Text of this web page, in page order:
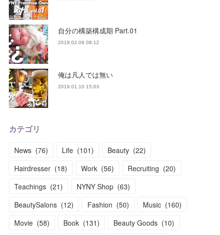
自分の構築構成期 Part.01
2019.02.09 08:12
俺は凡人では無い
2019.01.10 15:03
カテゴリ
News (76) Life (101) Beauty (22)
Hairdresser (18) Work (56) Recruiting (20)
Teachings (21) NYNY Shop (63)
BeautySalons (12) Fashion (50) Music (160)
Movie (58) Book (131) Beauty Goods (10)